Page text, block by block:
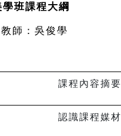
班課程大綱
師：吳俊學
課程內容摘要
認識課程媒材